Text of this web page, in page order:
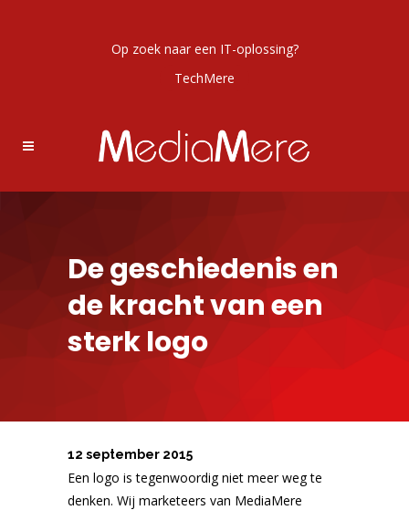
Op zoek naar een IT-oplossing?
TechMere
De geschiedenis en
de kracht van een
sterk logo
12 september 2015
Een logo is tegenwoordig niet meer weg te
denken. Wij marketeers van MediaMere